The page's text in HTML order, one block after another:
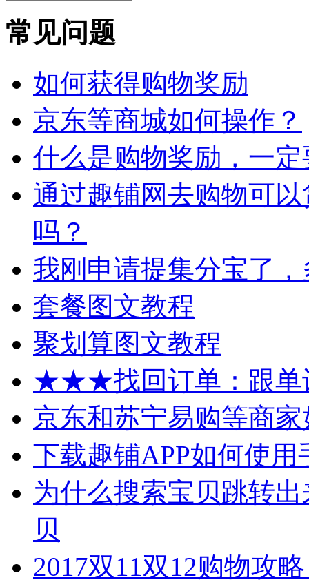
常见问题
如何获得购物奖励
京东等商城如何操作？
什么是购物奖励，一
通过趣铺网去购物可
吗？
我刚申请提集分宝了
套餐图文教程
聚划算图文教程
★★★找回订单：跟单
京东和苏宁易购等商
下载趣铺APP如何使用
为什么搜索宝贝跳转
贝
2017双11双12购物攻